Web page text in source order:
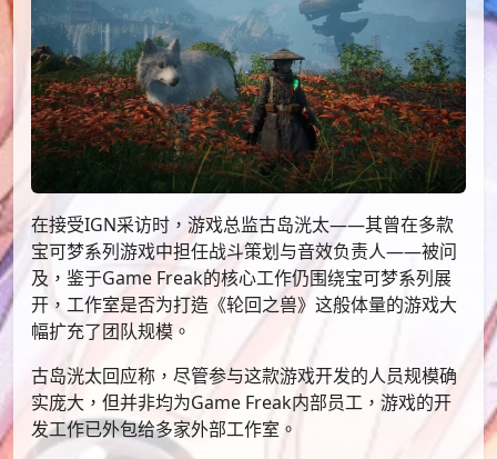
在接受IGN采访时，游戏总监古岛洸太——其曾在多款
宝可梦系列游戏中担任战斗策划与音效负责人——被问
及，鉴于Game Freak的核心工作仍围绕宝可梦系列展
开，工作室是否为打造《轮回之兽》这般体量的游戏大
幅扩充了团队规模。
古岛洸太回应称，尽管参与这款游戏开发的人员规模确
实庞大，但并非均为Game Freak内部员工，游戏的开
发工作已外包给多家外部工作室。